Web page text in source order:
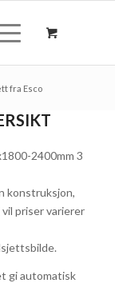
fra Esco
2400mm 3
konstruksjon,
priser varierer
gi automatisk